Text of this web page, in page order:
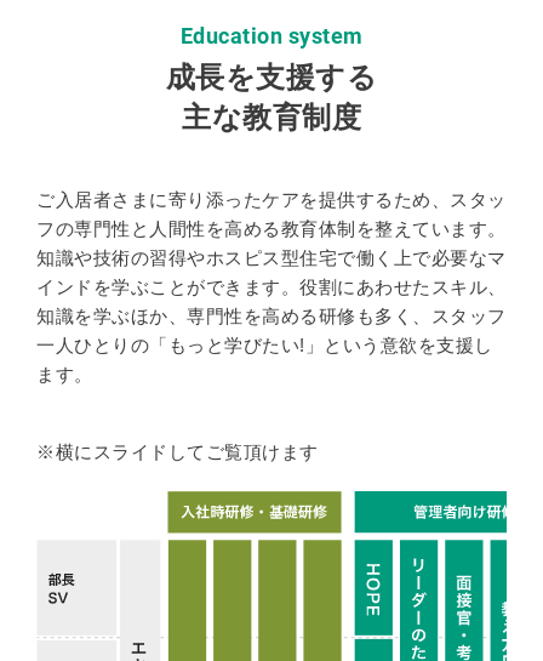
Education system
成長を支援する
主な教育制度
ご入居者さまに寄り添ったケアを提供するため、スタッ
フの専門性と人間性を高める教育体制を整えています。
知識や技術の習得やホスピス型住宅で働く上で必要なマ
インドを学ぶことができます。役割にあわせたスキル、
知識を学ぶほか、専門性を高める研修も多く、スタッフ
一人ひとりの「もっと学びたい!」という意欲を支援し
ます。
※横にスライドしてご覧頂けます